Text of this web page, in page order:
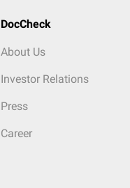
DocCheck
About Us
Investor Relations
Press
Career